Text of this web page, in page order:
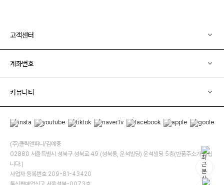
고객센터
계좌번호
커뮤니티
(주)클릭앤퍼니/김예중
02880 서울특별시 성북구 성북로 49 (성북동, 운석빌딩) 운석빌딩 5층(반품주소가 아닙
니다.)
사업자 등록번호 209-81-43420